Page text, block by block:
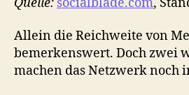
Allein die Reichweite von
bemerkenswert. Doch zwei
machen das Netzwerk noch